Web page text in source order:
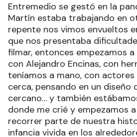
Entremedio se gestó en la
Martín estaba trabajando en
repente nos vimos envueltos
que nos presentaba
filmar, entonces empezamos
con Alejandro Encinas, con
teníamos a mano, con
cerca, pensando en un diseño
cercano… y también
donde me crié y empezamos
recorrer parte de nuestra
infancia vivida en los